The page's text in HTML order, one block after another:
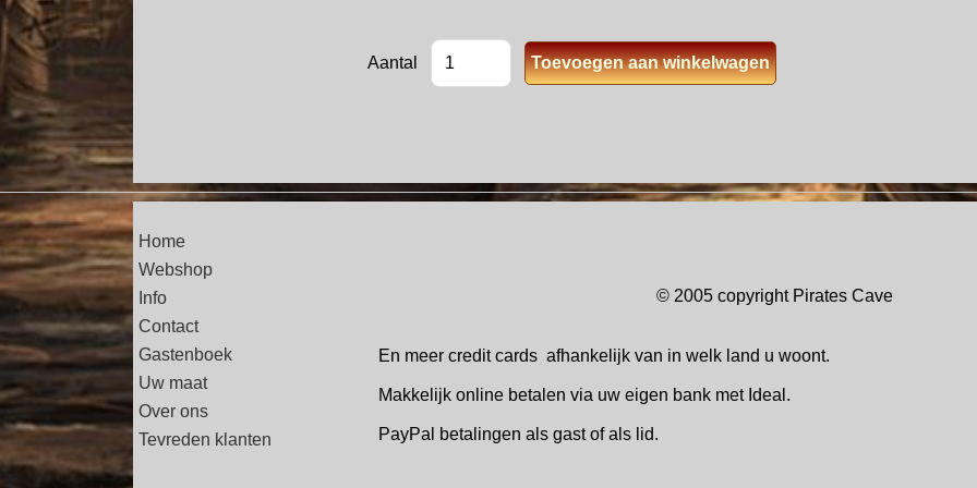
Aantal
Home
Webshop
Info
Contact
Gastenboek
Uw maat
Over ons
Tevreden klanten
© 2005 copyright Pirates
En meer credit cards afhankelijk van in welk land u woont.
Makkelijk online betalen via uw eigen bank met Ideal.
PayPal betalingen als gast of als lid.